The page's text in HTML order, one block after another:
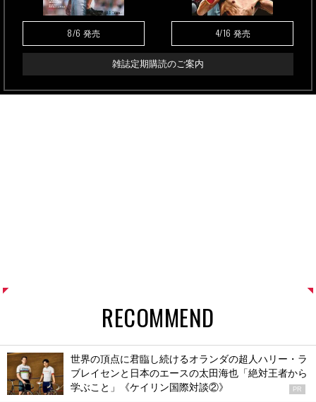
8/6 発売 4/16 発売
雑誌定期購読のご案内
RECOMMEND
世界の頂点に君臨し続けるオランダの超人ハリー・ラ
ブレイセンと日本のエースの太田海也「絶対王者から
学ぶこと」《ケイリン国際対談②》
PR